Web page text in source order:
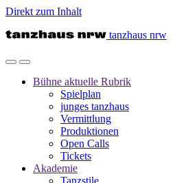
Direkt zum Inhalt
tanzhaus nrw
Bühne aktuelle Rubrik
Spielplan
junges tanzhaus
Vermittlung
Produktionen
Open Calls
Tickets
Akademie
Tanzstile